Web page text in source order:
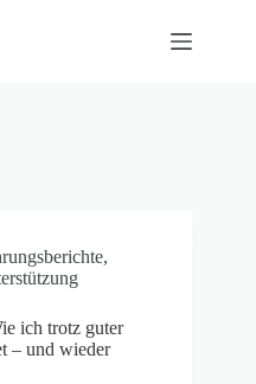
,
ich trotz guter
– und wieder